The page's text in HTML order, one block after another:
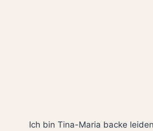
Ich bin Tina-Maria backe